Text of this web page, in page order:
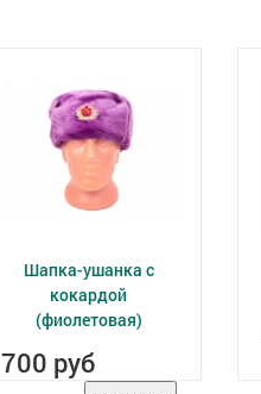
Шапка-ушанка с
кокардой
(фиолетовая)
700 руб